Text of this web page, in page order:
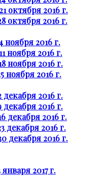
октября 2016 г.
октября 2016 г.
ноября 2016 г.
ноября 2016 г.
ноября 2016 г.
ноября 2016 г.
декабря 2016 г.
декабря 2016 г.
декабря 2016 г.
декабря 2016 г.
декабря 2016 г.
2017 г.